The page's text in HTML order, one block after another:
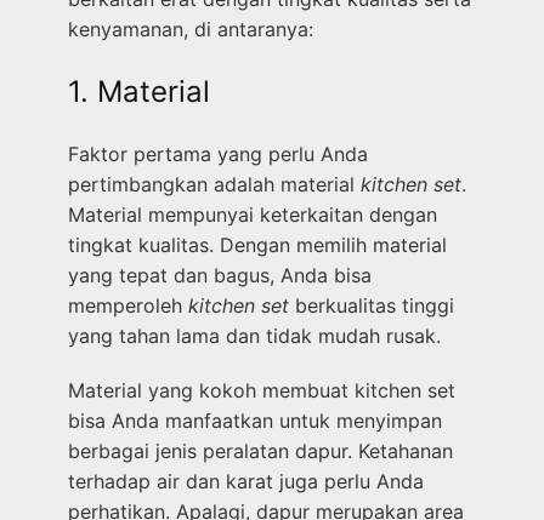
kenyamanan, di antaranya:
1. Material
Faktor pertama yang perlu Anda
pertimbangkan adalah material kitchen set.
Material mempunyai keterkaitan dengan
tingkat kualitas. Dengan memilih material
yang tepat dan bagus, Anda bisa
memperoleh kitchen set berkualitas tinggi
yang tahan lama dan tidak mudah rusak.
Material yang kokoh membuat kitchen set
bisa Anda manfaatkan untuk menyimpan
berbagai jenis peralatan dapur. Ketahanan
terhadap air dan karat juga perlu Anda
perhatikan. Apalagi, dapur merupakan area